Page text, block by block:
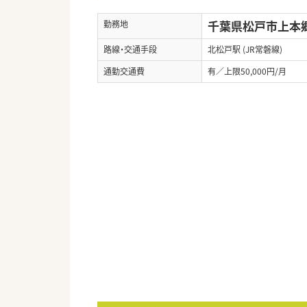
勤務地 千葉県松戸市上本
路線・交通手段
北松戸駅 (JR常磐線)
通勤交通費
有／上限50,000円/月